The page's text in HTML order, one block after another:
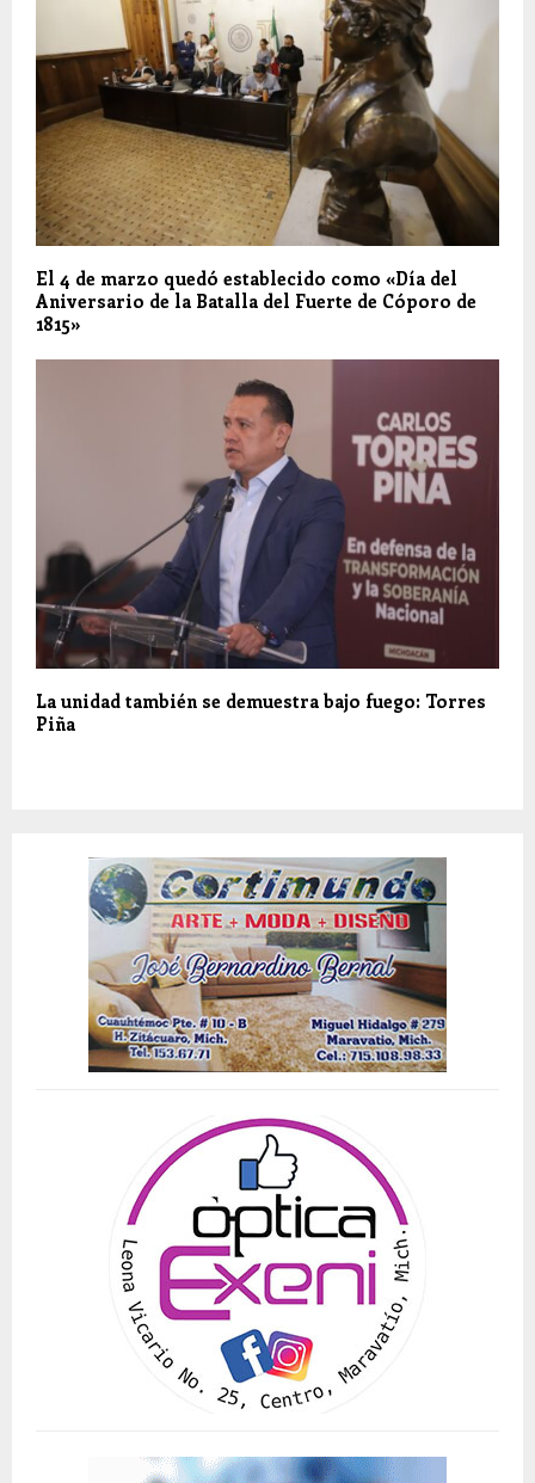
El 4 de marzo quedó establecido como «Día del
Aniversario de la Batalla del Fuerte de Cóporo de
1815»
La unidad también se demuestra bajo fuego: Torres
Piña